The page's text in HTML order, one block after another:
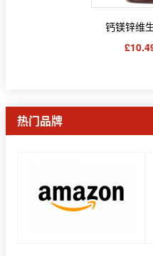
钙镁锌维
热门品牌